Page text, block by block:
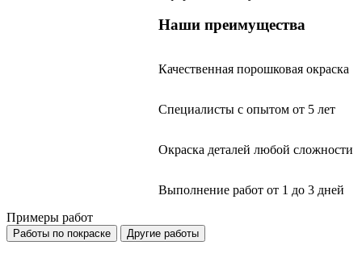
Наши преимущества
Качественная порошковая окраска
Специалисты с опытом от 5 лет
Окраска деталей любой сложности
Выполнение работ от 1 до 3 дней
Примеры работ
Работы по покраске Другие работы